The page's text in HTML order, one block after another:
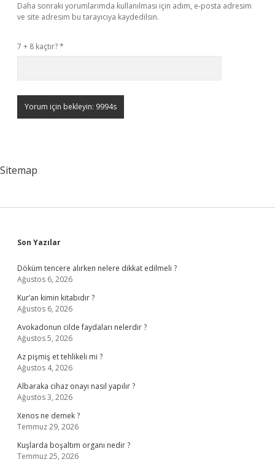
Daha sonraki yorumlarımda kullanılması için adım, e-posta adresim
ve site adresim bu tarayıcıya kaydedilsin.
7 + 8 kaçtır?*
Sitemap
Sidebar
Son Yazılar
Döküm tencere alırken nelere dikkat edilmeli ?
Ağustos 6, 2026
Kur’an kimin kitabıdır ?
Ağustos 6, 2026
Avokadonun cilde faydaları nelerdir ?
Ağustos 5, 2026
Az pişmiş et tehlikeli mi ?
Ağustos 4, 2026
Albaraka cihaz onayı nasıl yapılır ?
Ağustos 3, 2026
Xenos ne demek ?
Temmuz 29, 2026
Kuşlarda boşaltım organı nedir ?
Temmuz 25, 2026